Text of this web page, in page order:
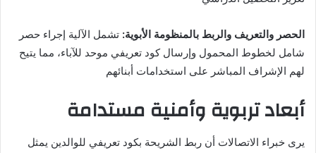
الحصر والتعريف والربط بالمنظومة الأبوية: تشمل الآلية إجراء حصر
شامل لخطوط المحمول وإرسال كود تعريفي موحد للآباء، مما يتيح
لهم الإشراف المباشر على استخدامات أبنائهم
أبعاد تربوية وأمنية مستدامة
يرى خبراء الاتصالات أن ربط الشريحة بكود تعريفي للوالدين يمثل